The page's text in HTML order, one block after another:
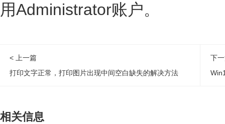
用Administrator账户。
< 上一篇
打印文字正常，打印图片出现中间空白缺失的解决方法
下
相关信息